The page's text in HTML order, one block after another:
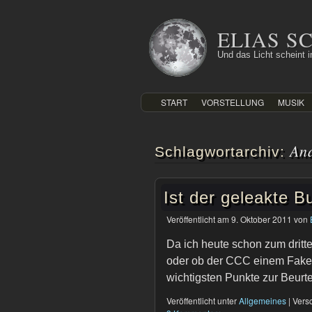
Inhalt
springen
ELIAS
Und das Licht scheint
START VORSTELLUNG MUSIK
Schlagwortarchiv:
Ist der geleakte
Veröffentlicht am 9. Oktober 2011 von
Da ich heute schon zum
oder ob der CCC einem
wichtigsten Punkte zur
Veröffentlicht unterAllgemeines |